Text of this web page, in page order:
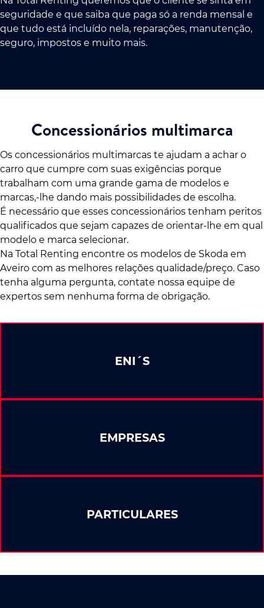
seguridade e que saiba que paga só a renda mensal e
que tudo está incluído nela, reparações, manutenção,
seguro, impostos e muito mais.
Concessionários multimarca
Os concessionários multimarcas te ajudam a achar o
carro que cumpre com suas exigências porque
trabalham com uma grande gama de modelos e
marcas,-lhe dando mais possibilidades de escolha.
É necessário que esses concessionários tenham peritos
qualificados que sejam capazes de orientar-lhe em qual
modelo e marca selecionar.
Na Total Renting encontre os modelos de Skoda em
Aveiro com as melhores relações qualidade/preço. Caso
tenha alguma pergunta, contate nossa equipe de
expertos sem nenhuma forma de obrigação.
PARTICULARES
ENI´S
EMPRESAS